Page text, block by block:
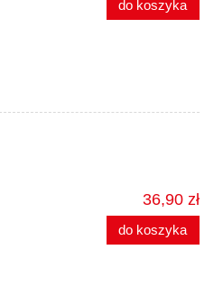
do koszyka
36,90 zł
do koszyka